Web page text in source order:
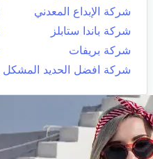
شركة الإبداع المعدني
شركة باندا ستابلز
شركة بريفات
شركة افضل الحديد المشكل